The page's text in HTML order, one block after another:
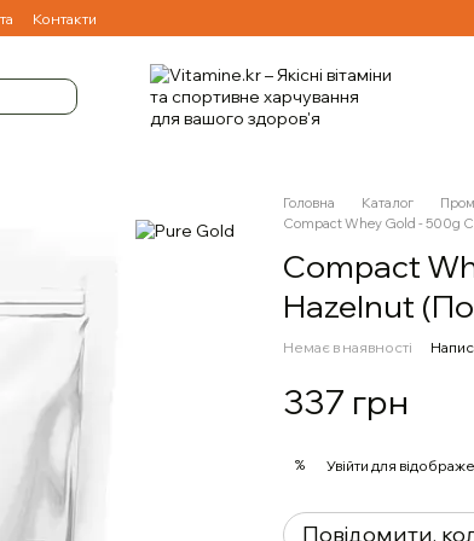
Контакти
Головна Каталог
Compact Whey Gold - 500g
Compact
Hazelnut
Немає в наявності
337 грн
% Увійти для
Повідомити,